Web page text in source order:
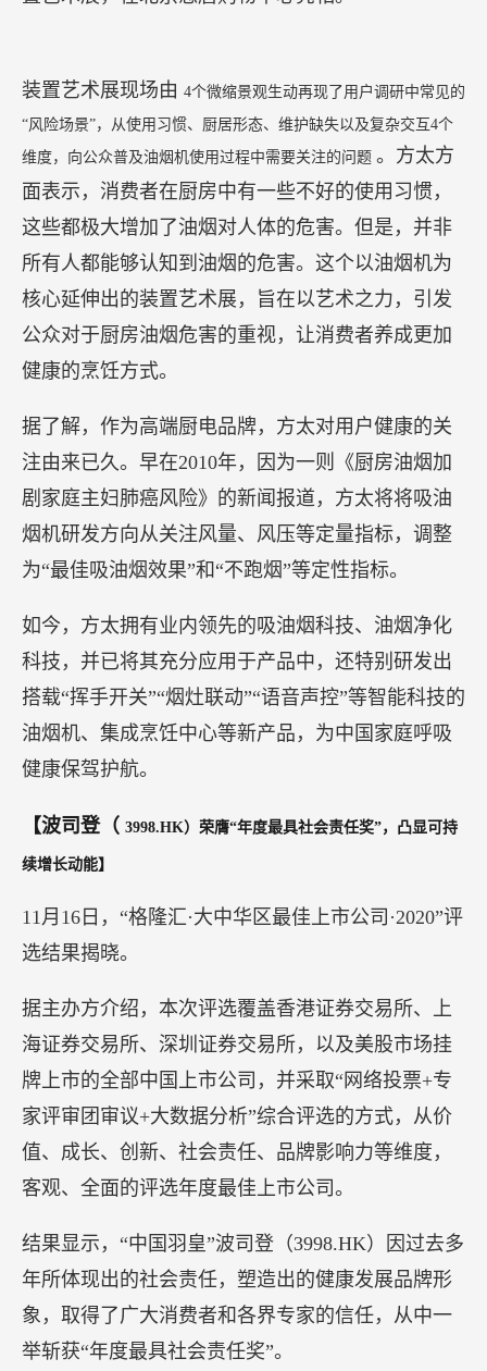
“展望后疫情时代，全球教育的线上化、数字化、智
能化方兴未艾。作业帮愿继续做在线教育的引领
者，学校教育的助力者，未来教育的探索者，推动
全球教育更高质量发展。”苏静表示。
【2020国际肺癌日方太举办装置艺术展 唤醒社会关注呼吸健康】
每年11月是“全球肺癌关注月”，11月17日是“国际肺
癌日”。方太除了和央视联合推出“关注肺部健康，
共享绿色生活——‘国际肺癌日’特别节目”的科普直
播，还联合艺术家打造了一个名为“油烟与肺”的装
置艺术展，在北京悠唐购物中心亮相。
装置艺术展现场由4个微缩景观生动再现了用户调研中常见的
“风险场景”，从使用习惯、厨居形态、维护缺失以及复杂交互4个
维度，向公众普及油烟机使用过程中需要关注的问题。方太方
面表示，消费者在厨房中有一些不好的使用习惯，
这些都极大增加了油烟对人体的危害。但是，并非
核心延伸出的装置艺术展，旨在以艺术之力，引发
公众对于厨房油烟危害的重视，让消费者养成更加
健康的烹饪方式。
据了解，作为高端厨电品牌，方太对用户健康的关
注由来已久。早在2010年，因为一则《厨房油烟加
剧家庭主妇肺癌风险》的新闻报道，方太将将吸油
烟机研发方向从关注风量、风压等定量指标，调整
为“最佳吸油烟效果”和“不跑烟”等定性指标。
如今，方太拥有业内领先的吸油烟科技、油烟净化
科技，并已将其充分应用于产品中，还特别研发出
搭载“挥手开关”“烟灶联动”“语音声控”等智能科技的
油烟机、集成烹饪中心等新产品，为中国家庭呼吸
健康保驾护航。
【波司登（3998.HK）荣膺“年度最具社会责任奖”，凸显可持